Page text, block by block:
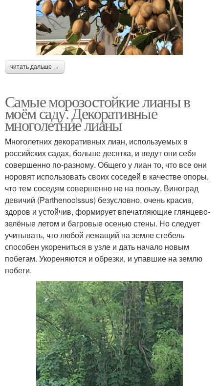
читать дальше →
Самые морозостойкие лианы в
моём саду. Декоративные
многолетние лианы
Многолетних декоративных лиан, используемых в
российских садах, больше десятка, и ведут они себя
совершенно по-разному. Общего у лиан то, что все они
норовят использовать своих соседей в качестве опоры,
что тем соседям совершенно не на пользу. Виноград
девичий (Parthenocissus) безусловно, очень красив,
здоров и устойчив, формирует впечатляющие глянцево-
зелёные летом и багровые осенью стены. Но следует
учитывать, что любой лежащий на земле стебель
способен укорениться в узле и дать начало новым
побегам. Укореняются и обрезки, и упавшие на землю
побеги.